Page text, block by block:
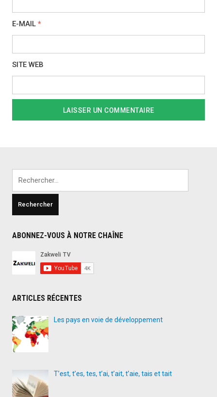
E-MAIL *
SITE WEB
ABONNEZ-VOUS À NOTRE CHAÎNE
ARTICLES RÉCENTES
Les pays en voie de développement
T’est, t’es, tes, t’ai, t’ait, t’aie, tais et tait